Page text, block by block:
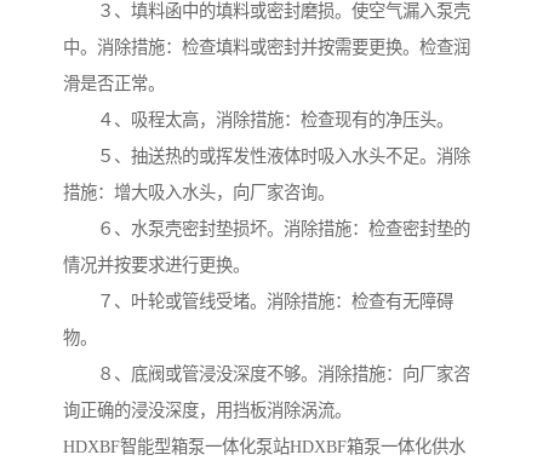
３、填料函中的填料或密封磨损。使空气漏入泵壳
中。消除措施：检查填料或密封并按需要更换。检查润
滑是否正常。
４、吸程太高，消除措施：检查现有的净压头。
５、抽送热的或挥发性液体时吸入水头不足。消除
措施：增大吸入水头，向厂家咨询。
６、水泵壳密封垫损坏。消除措施：检查密封垫的
情况并按要求进行更换。
７、叶轮或管线受堵。消除措施：检查有无障碍
物。
８、底阀或管浸没深度不够。消除措施：向厂家咨
询正确的浸没深度，用挡板消除涡流。
HDXBF智能型箱泵一体化泵站HDXBF箱泵一体化供水